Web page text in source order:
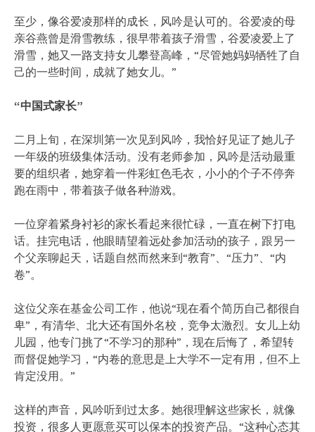
至少，像谷爱凌那样的成长，风吟是认可的。谷爱凌的母
亲谷燕曾是滑雪教练，很早带着孩子滑雪，谷爱凌爱上了
滑雪，她又一路支持女儿攀登高峰，“尽管她妈妈牺牲了自
己的一些时间，成就了她女儿。”
“中国式家长”
二月上旬，在深圳第一次见到风吟，我恰好见证了她儿子
一年级的班级集体活动。没有老师参加，风吟是活动最重
要的组织者，她穿着一件彩虹色毛衣，小小的个子不停奔
跑在雨中，带着孩子做各种游戏。
一位穿着紧身衬衫的家长看起来很忙碌，一直在树下打电
话。挂完电话，他眼睛望着远处参加活动的孩子，跟另一
个父亲聊起天，话题自然而然来到“教育”、“压力”、“内
卷”。
这位父亲在基金公司工作，他说“现在看个简历自己都很自
卑”，有清华、北大还有国外名校，竞争太激烈。女儿上幼
儿园，他专门挑了“不学习的那种”，现在后悔了，希望转
而督促她学习，“内卷的意思是上大学不一定有用，但不上
肯定没用。”
这样的声音，风吟听到过太多。她很理解这些家长，就像
投资，很多人更愿意买可以保本的投资产品。“这种心态其